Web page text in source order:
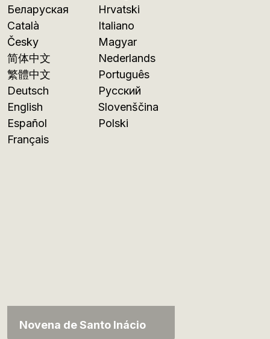
Беларуская
Català
Česky
简体中文
繁體中文
Deutsch
English
Español
Français
Hrvatski
Italiano
Magyar
Nederlands
Português
Русский
Slovenščina
Polski
Novena de Santo Inácio